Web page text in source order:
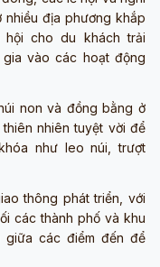
địa phương khắp
cho du khách trải
vào các hoạt động
non và đồng bằng ở
nhiên tuyệt vời để
như leo núi, trượt
thông phát triển, với
các thành phố và khu
các điểm đến để